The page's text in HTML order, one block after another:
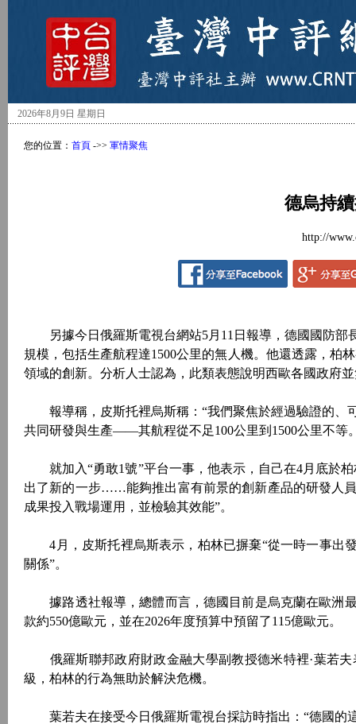
2026年8月9日 星期日
您的位置： 首頁 ->> 軍情聚焦
德烏持
http://
另據今日俄羅斯電視台網站5月11日報導，德國國防部
規模，包括生產航程達1500公里的無人機。他還透露，柏
領域的創新。分析人士認為，此類表態說明西歐各國政府
報導稱，皮斯托裡烏斯稱：“我們聚焦於經過驗證的、
共同研發與生產——其航程從不足100公里到1500公里不等
就加入“勇敢1號”平台一事，他表示，自己在4月底於柏
出了新的一步……能夠推出富有前景的創新產品的研發人
成果投入戰場運用，並檢驗其效能”。
4月，皮斯托裡烏斯表示，柏林已摒棄“從一時一事出
關係”。
據路透社報導，總體而言，德國目前是烏克蘭在歐洲最
款約550億歐元，並在2026年度預算中預留了115億歐元。
俄羅斯聯邦政府財政金融大學副教授德米特裡·葉若夫
級，柏林的行為無助於解決危機。
葉若夫在接受今日俄羅斯電視台採訪時指出：“德國的